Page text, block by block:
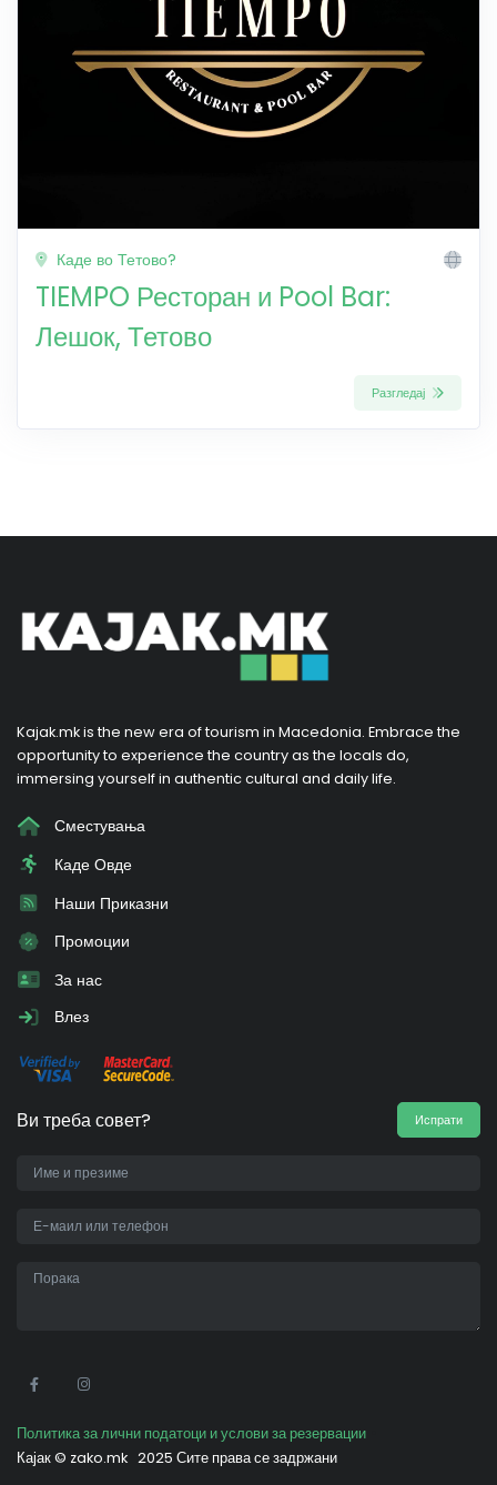
Каде во Тетово?
TIEMPO Ресторан и Pool Bar:
Лешок, Тетово
Разгледај
Kajak.mk is the new era of tourism in Macedonia. Embrace the
opportunity to experience the country as the locals do,
immersing yourself in authentic cultural and daily life.
Сместувања
Каде Овде
Наши Приказни
Промоции
За нас
Влез
Ви треба совет? Испрати
Политика за лични податоци и услови за резервации
Кајак © zako.mk 2025 Сите права се задржани